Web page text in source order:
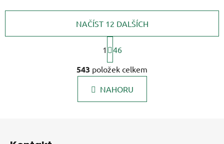
O
v
á
d
NAČÍST 12 DALŠÍCH
S
t
r
á
n
k
1 46
543 položek celkem
NAHORU